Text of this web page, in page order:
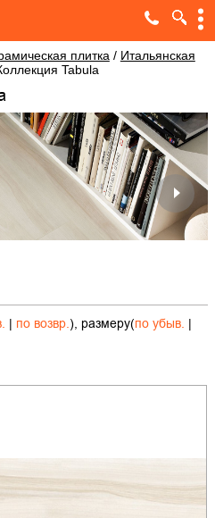
плитка / Итальянская
Tabula
| по возвр.), размеру(по убыв. |